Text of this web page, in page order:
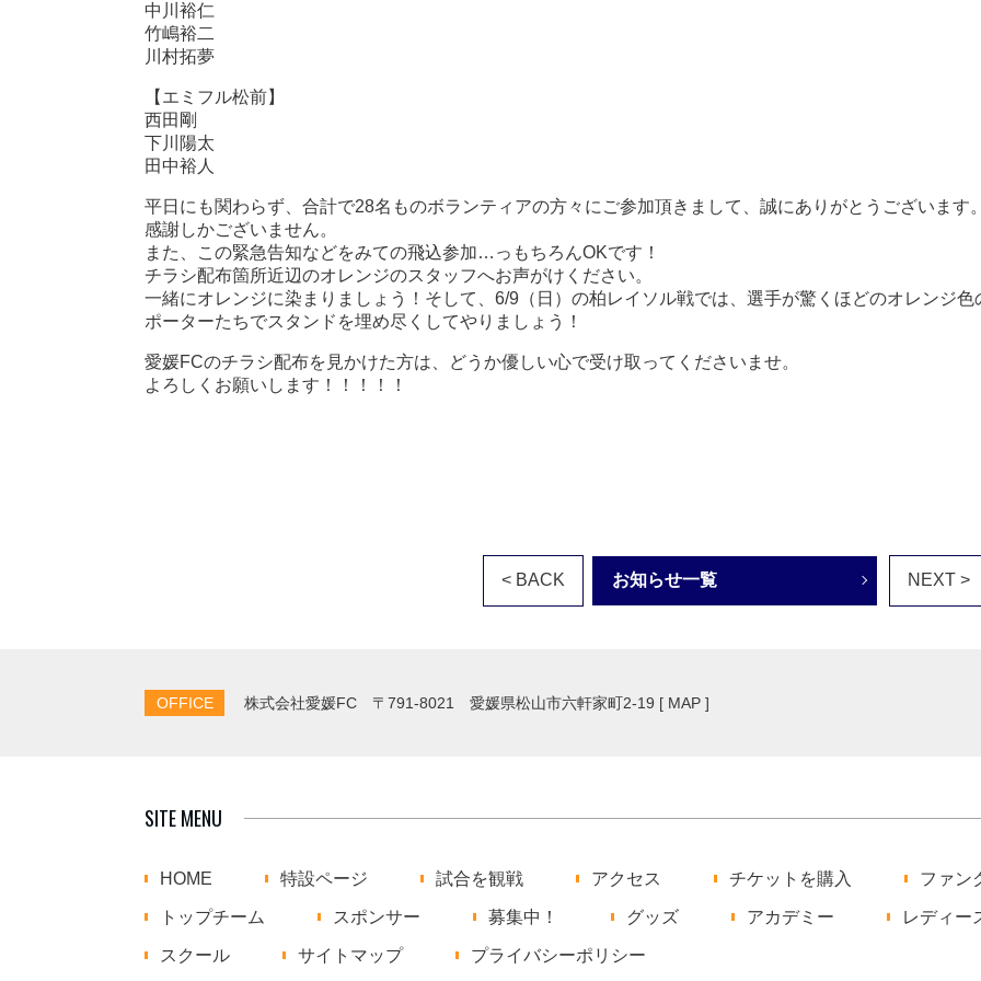
中川裕仁
竹嶋裕二
川村拓夢
【エミフル松前】
西田剛
下川陽太
田中裕人
平日にも関わらず、合計で28名ものボランティアの方々にご参加頂きまして、誠にありがとうございます
感謝しかございません。
また、この緊急告知などをみての飛込参加…っもちろんOKです！
チラシ配布箇所近辺のオレンジのスタッフへお声がけください。
一緒にオレンジに染まりましょう！そして、6/9（日）の柏レイソル戦では、選手が驚くほどのオレンジ色
ポーターたちでスタンドを埋め尽くしてやりましょう！
愛媛FCのチラシ配布を見かけた方は、どうか優しい心で受け取ってくださいませ。
よろしくお願いします！！！！！
< BACK お知らせ一覧 NEXT >
OFFICE 株式会社愛媛FC 〒791-8021 愛媛県松山市六軒家町2-19 [ MAP ]
SITE MENU
HOME 特設ページ 試合を観戦 アクセス チケットを購入 ファン
トップチーム スポンサー 募集中！ グッズ アカデミー レディー
スクール サイトマップ プライバシーポリシー